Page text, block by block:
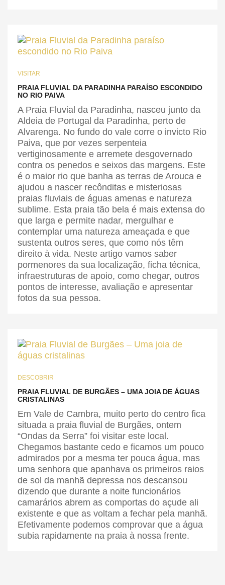
VISITAR
PRAIA FLUVIAL DA PARADINHA PARAÍSO ESCONDIDO
NO RIO PAIVA
A Praia Fluvial da Paradinha, nasceu junto da
Aldeia de Portugal da Paradinha, perto de
Alvarenga. No fundo do vale corre o invicto Rio
Paiva, que por vezes serpenteia
vertiginosamente e arremete desgovernado
contra os penedos e seixos das margens. Este
é o maior rio que banha as terras de Arouca e
ajudou a nascer recônditas e misteriosas
praias fluviais de águas amenas e natureza
sublime. Esta praia tão bela é mais extensa do
que larga e permite nadar, mergulhar e
contemplar uma natureza ameaçada e que
sustenta outros seres, que como nós têm
direito à vida. Neste artigo vamos saber
pormenores da sua localização, ficha técnica,
infraestruturas de apoio, como chegar, outros
pontos de interesse, avaliação e apresentar
fotos da sua pessoa.
DESCOBRIR
PRAIA FLUVIAL DE BURGÃES – UMA JOIA DE ÁGUAS
CRISTALINAS
Em Vale de Cambra, muito perto do centro fica
situada a praia fluvial de Burgães, ontem
“Ondas da Serra” foi visitar este local.
Chegamos bastante cedo e ficamos um pouco
admirados por a mesma ter pouca água, mas
uma senhora que apanhava os primeiros raios
de sol da manhã depressa nos descansou
dizendo que durante a noite funcionários
camarários abrem as comportas do açude ali
existente e que as voltam a fechar pela manhã.
Efetivamente podemos comprovar que a água
subia rapidamente na praia à nossa frente.